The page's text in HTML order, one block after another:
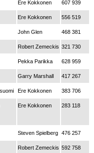
Ere Kokkonen 607 939
Ere Kokkonen 556 519
John Glen 468 381
Robert Zemeckis 321 730
Pekka Parikka 628 959
Garry Marshall 417 267
Ere Kokkonen 383 706
Ere Kokkonen 283 118
Steven Spielberg 476 257
Robert Zemeckis 592 758